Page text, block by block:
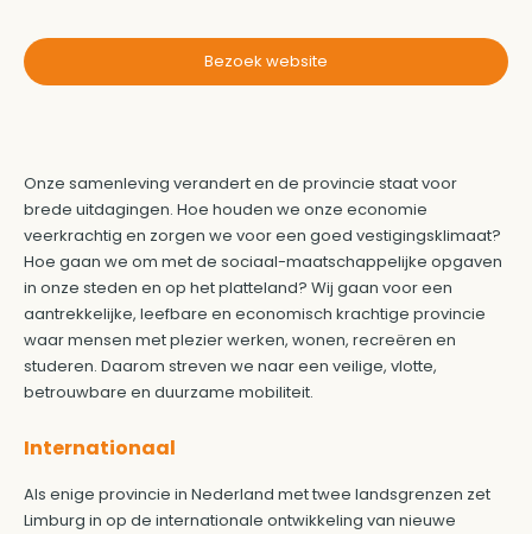
Bezoek website
Onze samenleving verandert en de provincie staat voor
brede uitdagingen. Hoe houden we onze economie
veerkrachtig en zorgen we voor een goed vestigingsklimaat?
Hoe gaan we om met de sociaal-maatschappelijke opgaven
in onze steden en op het platteland? Wij gaan voor een
aantrekkelijke, leefbare en economisch krachtige provincie
waar mensen met plezier werken, wonen, recreëren en
studeren. Daarom streven we naar een veilige, vlotte,
betrouwbare en duurzame mobiliteit.
Internationaal
Als enige provincie in Nederland met twee landsgrenzen zet
Limburg in op de internationale ontwikkeling van nieuwe